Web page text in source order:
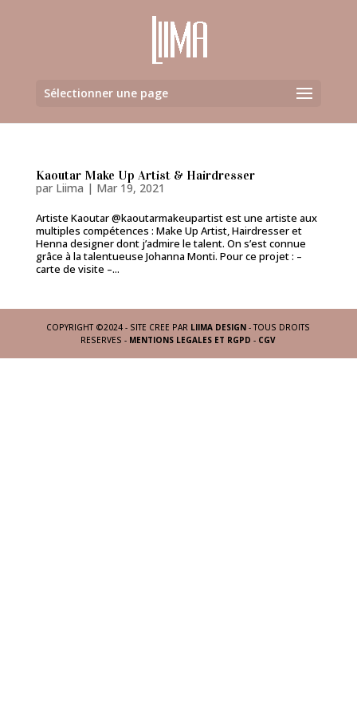
Sélectionner une page
Kaoutar Make Up Artist & Hairdresser
par Liima | Mar 19, 2021
Artiste Kaoutar @kaoutarmakeupartist est une artiste aux
multiples compétences : Make Up Artist, Hairdresser et
Henna designer dont j’admire le talent. On s’est connue
grâce à la talentueuse Johanna Monti. Pour ce projet : –
carte de visite –...
COPYRIGHT ©2024 - SITE CREE PAR LIIMA DESIGN - TOUS DROITS
RESERVES - MENTIONS LEGALES ET RGPD - CGV